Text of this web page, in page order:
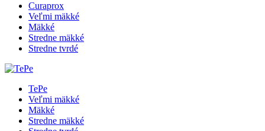
Curaprox
Veľmi mäkké
Mäkké
Stredne mäkké
Stredne tvrdé
TePe
Veľmi mäkké
Mäkké
Stredne mäkké